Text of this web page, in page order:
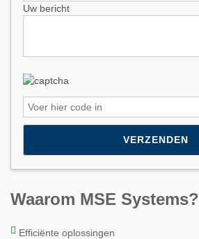
Uw bericht
Waarom MSE Systems?
Efficiënte oplossingen